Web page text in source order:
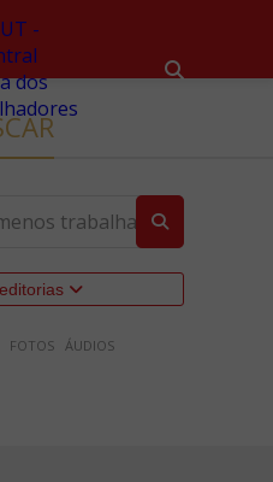
FOTOS ÁUDIOS